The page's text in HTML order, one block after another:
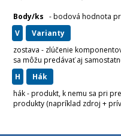
Body/ks - bodová hodnota
v
varianty
zostava - zlúčenie
sa môžu predávať aj
H
hák
hák - produkt, k nemu sa pri
produkty (napríklad zdroj +